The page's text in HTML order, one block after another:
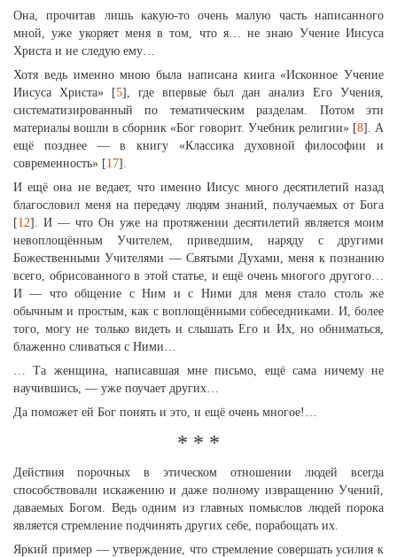
Она, прочитав лишь какую-то очень малую часть написанного
мной, уже укоряет меня в том, что я… не знаю Учение Иисуса
Христа и не следую ему…
Хотя ведь именно мною была написана книга «Исконное Учение
Иисуса Христа» [5], где впервые был дан анализ Его Учения,
систематизированный по тематическим разделам. Потом эти
материалы вошли в сборник «Бог говорит. Учебник религии» [8]. А
ещё позднее — в книгу «Классика духовной философии и
современность» [17].
И ещё она не ведает, что именно Иисус много десятилетий назад
благословил меня на передачу людям знаний, получаемых от Бога
[12]. И — что Он уже на протяжении десятилетий является моим
невоплощённым Учителем, приведшим, наряду с другими
Божественными Учителями — Святыми Духами, меня к познанию
всего, обрисованного в этой статье, и ещё очень многого другого…
И — что общение с Ним и с Ними для меня стало столь же
обычным и простым, как с воплощёнными собеседниками. И, более
того, могу не только видеть и слышать Его и Их, но обниматься,
блаженно сливаться с Ними…
… Та женщина, написавшая мне письмо, ещё сама ничему не
научившись, — уже поучает других…
Да поможет ей Бог понять и это, и ещё очень многое!…
* * *
Действия порочных в этическом отношении людей всегда
способствовали искажению и даже полному извращению Учений,
даваемых Богом. Ведь одним из главных помыслов людей порока
является стремление подчинять других себе, порабощать их.
Яркий пример — утверждение, что стремление совершать усилия к